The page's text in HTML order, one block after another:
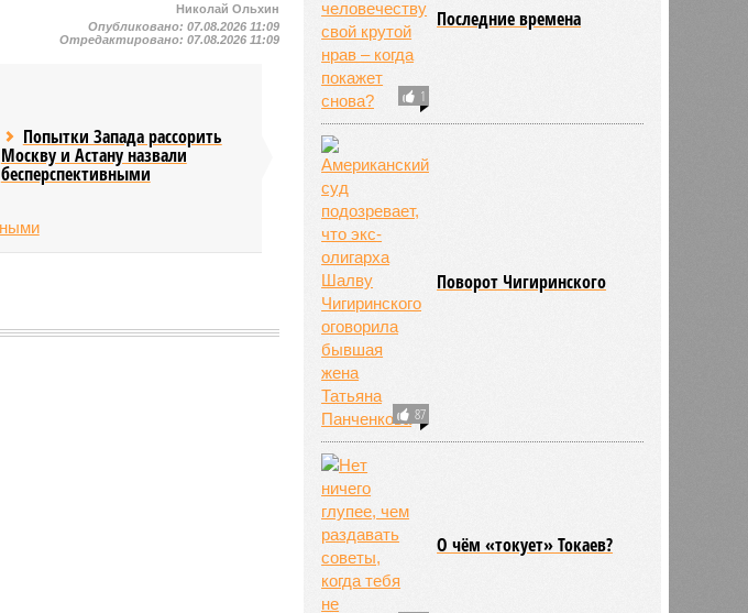
Николай Ольхин
Опубликовано:07.08.2026 11:09
Отредактировано:07.08.2026 11:09
Попытки Запада рассорить
Москву и Астану назвали
бесперспективными
1
Последние времена
87
Поворот Чигиринского
О чём «токует» Токаев?